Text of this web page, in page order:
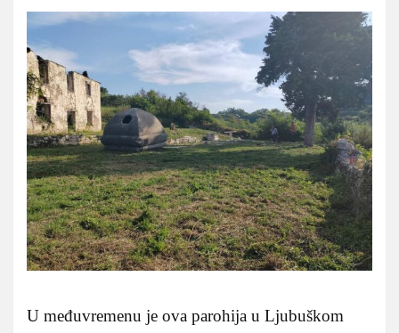
U međuvremenu je ova parohija u Ljubuškom